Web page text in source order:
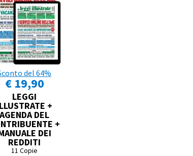
del 64%
€ 19,90
LEGGI
+
AGENDA DEL
+
DEI
REDDITI
11 Copie